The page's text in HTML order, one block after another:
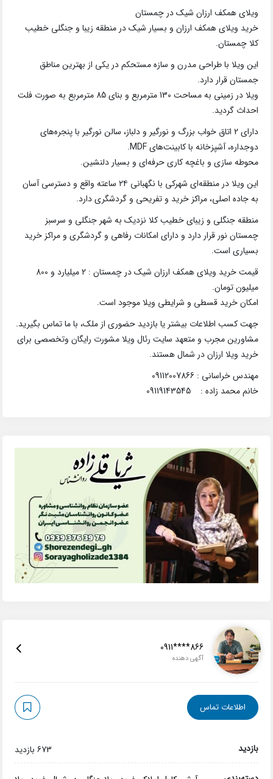
ویلای همکف ارزان شیک در چمستان
خرید ویلای همکف ارزان و بسیار شیک در منطقه زیبا و جنگلی خطیب
کلا چمستان.
این ویلا با طراحی مدرن و سازه مستحکم در یکی از بهترین مناطق
جمستان قرار دارد.
ویلا در زمینی به مساحت 130 مترمربع و بنای 85 مترمربع به صورت فلت
احداث گردید.
دارای 2 اتاق خواب بزرگ و نورگیر و دلباز، سالن نورگیر با پنجره‌های
دوجداره، آشپزخانه با کابینت‌های MDF.
محوطه سازی و باغچه کاری حرفه‌ای و بسیار دلنشین.
این ویلا در منطقه‌ای شهرکی با نگهبانی ۲۴ ساعته واقع و دسترسی آسان
به جاده اصلی، مراکز خرید و تفریحی و گردشگری دارد.
منطقه جنگلی و زیبای خطیب کلا نزدیک به شهر جنگلی و سرسبز
چمستان نور قرار دارد و دارای امکانات رفاهی و گردشگری و مراکز خرید
بسیاری است.
قیمت خرید ویلای همکف ارزان شیک در چمستان : 2 میلیارد و 800
میلیون تومان.
امکان خرید قسطی و شرایطی ویلا موجود است.
جهت کسب اطلاعات بیشتر یا بازدید حضوری از ملک، با ما تماس بگیرید.
مشاورین مجرب و متعهد سایت رئال ویلا مشورت رایگان وتخصصی برای
خرید ویلا ارزان در شمال هستند.
مهندس خراسانی : 09112007866
خانم محمد زاده : 09119143545
0911****866
آگهی دهنده
اطلاعات تماس
بازدید 673 بازدید